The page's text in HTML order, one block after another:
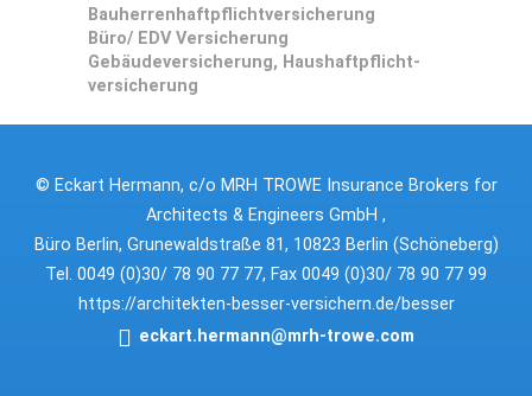
Bauherrenhaftpflichtversicherung
Büro/ EDV Versicherung
Gebäudeversicherung, Haushaftpflicht­
versicherung
© Eckart Hermann, c/o MRH TROWE Insurance Brokers for
Architects & Engineers GmbH ,
Büro Berlin, Grunewaldstraße 81, 10823 Berlin (Schöneberg)
Tel. 0049 (0)30/ 78 90 77 77, Fax 0049 (0)30/ 78 90 77 99
https://architekten-besser-versichern.de/besser
eckart.hermann@mrh-trowe.com